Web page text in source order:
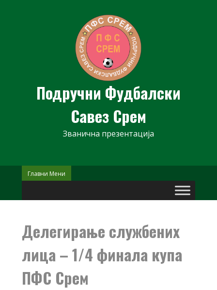
Подручни Фудбалски
Савез Срем
Званична презентација
Главни Мени
Делегирање службених
лица – 1/4 финала купа
ПФС Срем